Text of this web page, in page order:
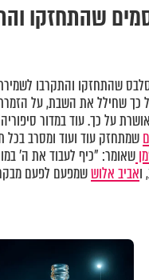
שהתחזקו
שהתחזקו והתקרבו
כך שחילל את השבת, על
על כך. עוד במדור
שמתחזק עוד ועוד ומסרב
שאומר: "כיף לעבוד את ה'
אביב אלוששמפעם לפעם